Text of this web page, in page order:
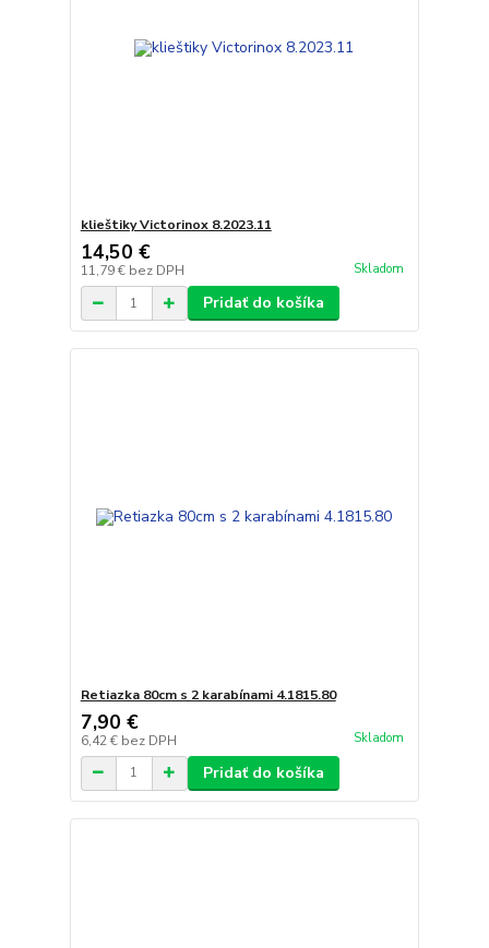
klieštiky Victorinox 8.2023.11
14,50 €
11,79 € bez DPH Skladom
Pridať do košíka
Retiazka 80cm s 2 karabínami 4.1815.80
7,90 €
6,42 € bez DPH Skladom
Pridať do košíka